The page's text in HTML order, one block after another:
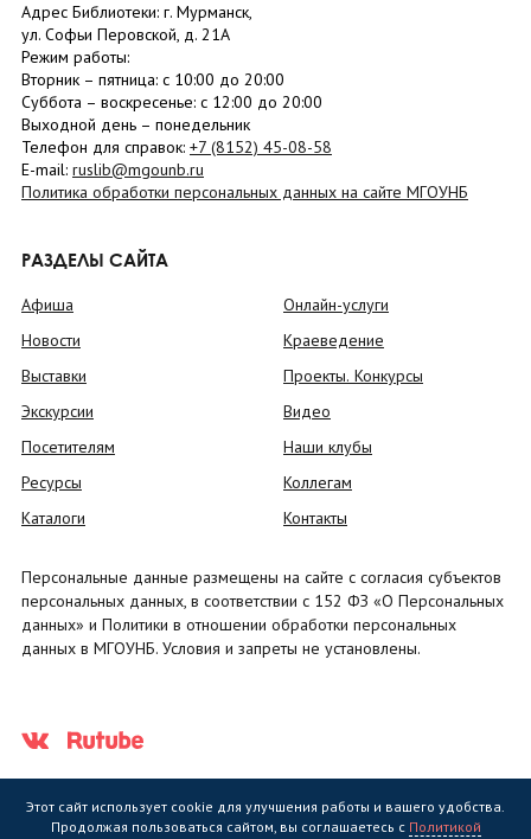
Адрес Библиотеки: г. Мурманск,
ул. Софьи Перовской, д. 21А
Режим работы:
Вторник – пятница: с 10:00 до 20:00
Суббота – воскресенье: c 12:00 до 20:00
Выходной день – понедельник
Телефон для справок: +7 (8152) 45-08-58
E-mail: ruslib@mgounb.ru
Политика обработки персональных данных на сайте МГОУНБ
РАЗДЕЛЫ САЙТА
Афиша
Новости
Выставки
Экскурсии
Посетителям
Ресурсы
Каталоги
Онлайн-услуги
Краеведение
Проекты. Конкурсы
Видео
Наши клубы
Коллегам
Контакты
Персональные данные размещены на сайте с согласия субъектов
персональных данных, в соответствии с 152 ФЗ «О Персональных
данных» и Политики в отношении обработки персональных
данных в МГОУНБ. Условия и запреты не установлены.
Этот сайт использует cookie для улучшения работы и вашего удобства.
Продолжая пользоваться сайтом, вы соглашаетесь с Политикой